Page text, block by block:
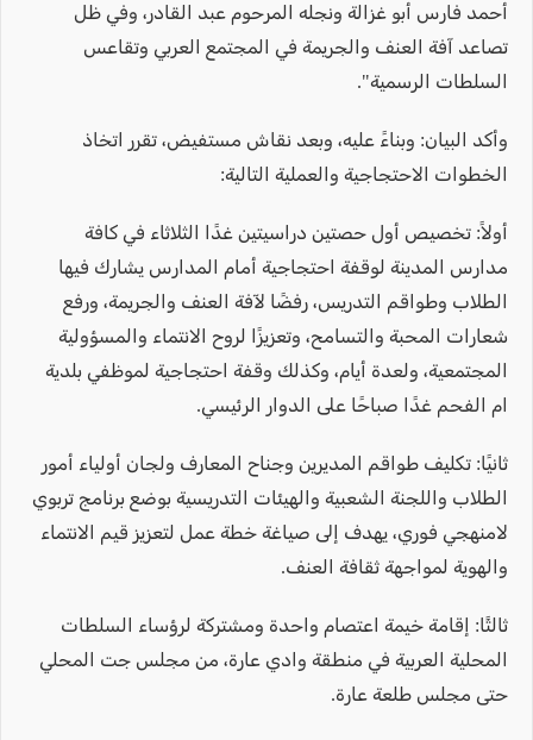
أحمد فارس أبو غزالة ونجله المرحوم عبد القادر، وفي ظل
تصاعد آفة العنف والجريمة في المجتمع العربي وتقاعس
السلطات الرسمية".
وأكد البيان: وبناءً عليه، وبعد نقاش مستفيض، تقرر اتخاذ
الخطوات الاحتجاجية والعملية التالية:
أولاً: تخصيص أول حصتين دراسيتين غدًا الثلاثاء في كافة
مدارس المدينة لوقفة احتجاجية أمام المدارس يشارك فيها
الطلاب وطواقم التدريس، رفضًا لآفة العنف والجريمة، ورفع
شعارات المحبة والتسامح، وتعزيزًا لروح الانتماء والمسؤولية
المجتمعية، ولعدة أيام، وكذلك وقفة احتجاجية لموظفي بلدية
ام الفحم غدًا صباحًا على الدوار الرئيسي.
ثانيًا: تكليف طواقم المديرين وجناح المعارف ولجان أولياء أمور
الطلاب واللجنة الشعبية والهيئات التدريسية بوضع برنامج تربوي
لامنهجي فوري، يهدف إلى صياغة خطة عمل لتعزيز قيم الانتماء
والهوية لمواجهة ثقافة العنف.
ثالثًا: إقامة خيمة اعتصام واحدة ومشتركة لرؤساء السلطات
المحلية العربية في منطقة وادي عارة، من مجلس جت المحلي
حتى مجلس طلعة عارة.